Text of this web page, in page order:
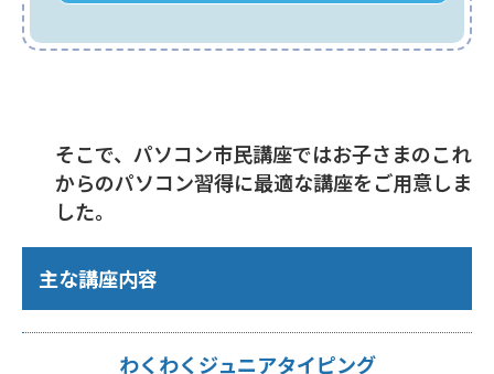
そこで、パソコン市民講座ではお子さまのこれ
からのパソコン習得に最適な講座をご用意しま
した。
主な講座内容
わくわくジュニアタイピング